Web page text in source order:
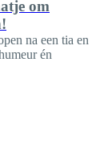
om
na een tia en
én